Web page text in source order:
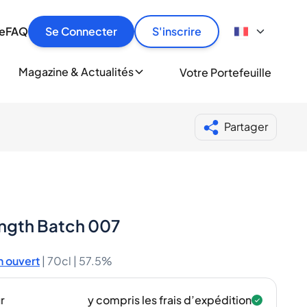
FAQ Se Connecter S'inscrire
en toute sécurité et au meilleur prix.
Magazine & Actualités Votre Portefeuille
Partager
Batch 007
ouvert | 70cl | 57.5%
y compris les frais d’expédition